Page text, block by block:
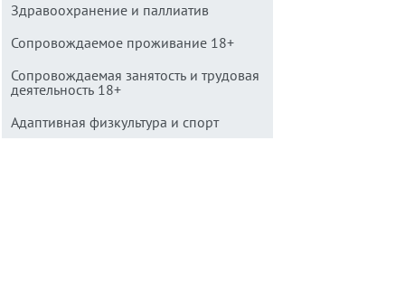
Здравоохранение и паллиатив
Сопровождаемое проживание 18+
Сопровождаемая занятость и трудовая
деятельность 18+
Адаптивная физкультура и спорт